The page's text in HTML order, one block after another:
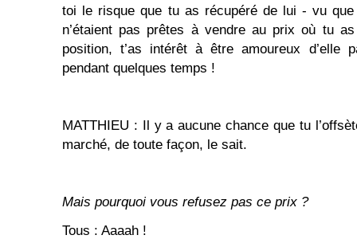
toi le risque que tu as récupéré de lui - vu
n’étaient pas prêtes à vendre au prix où tu
position, t’as intérêt à être amoureux d’elle
pendant quelques temps !
MATTHIEU : Il y a aucune chance que tu
marché, de toute façon, le sait.
Mais pourquoi vous refusez pas ce prix ?
Tous : Aaaah !